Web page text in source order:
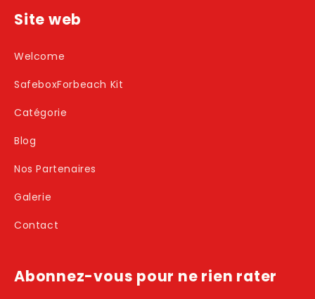
Site web
Welcome
SafeboxForbeach Kit
Catégorie
Blog
Nos Partenaires
Galerie
Contact
Abonnez-vous pour ne rien rater